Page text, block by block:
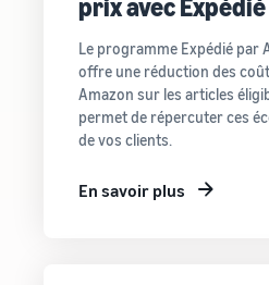
prix avec
Le programme Expédié par
offre une réduction des
Amazon sur les articles
permet de répercuter ces
de vos clients.
En savoir plus